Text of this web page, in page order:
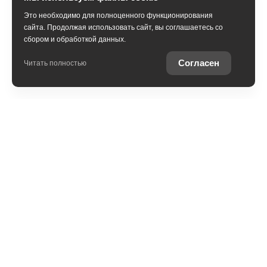
Это необходимо для полноценного функционирования
сайта. Продолжая использовать сайт, вы соглашаетесь со
сбором и обработкой данных.
Читать полностью Согласен